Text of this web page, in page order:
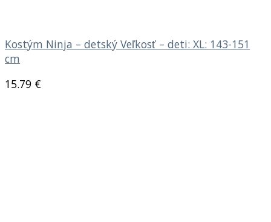
Kostým Ninja – detský Veľkosť – deti: XL: 143-151
cm
15.79 €